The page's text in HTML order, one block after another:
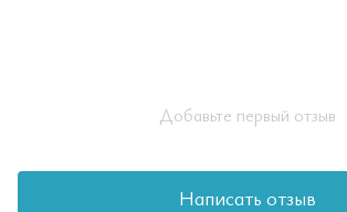
Добавьте первый отзыв
Написать отзыв